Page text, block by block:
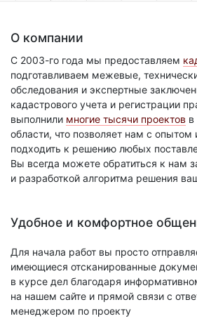
О компании
С 2003-го года мы предоставляем
подготавливаем межевые,
обследования и экспертные
кадастрового учета и регистрации
выполнили многие тысячи проектов в
области, что позволяет нам с опытом
подходить к решению любых
Вы всегда можете обратиться к нам
и разработкой алгоритма решения
Удобное и комфортное
Для начала работ вы просто
имеющиеся отсканированные
в курсе дел благодаря
на нашем сайте и прямой связи с
менеджером по проекту